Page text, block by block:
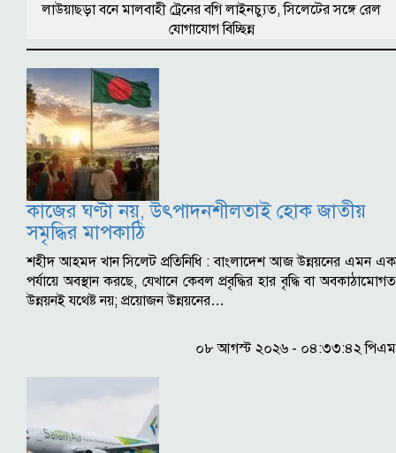
লাউয়াছড়া বনে মালবাহী ট্রেনের বগি লাইনচ্যুত, সিলেটের সঙ্গে রেল
যোগাযোগ বিচ্ছিন্ন
কাজের ঘণ্টা নয়, উৎপাদনশীলতাই হোক জাতীয়
সমৃদ্ধির মাপকাঠি
শহীদ আহমদ খান সিলেট প্রতিনিধি : বাংলাদেশ আজ উন্নয়নের এমন এক
পর্যায়ে অবস্থান করছে, যেখানে কেবল প্রবৃদ্ধির হার বৃদ্ধি বা অবকাঠামোগত
উন্নয়নই যথেষ্ট নয়; প্রয়োজন উন্নয়নের…
০৮ আগস্ট ২০২৬ - ০৪:৩৩:৪২ পিএম